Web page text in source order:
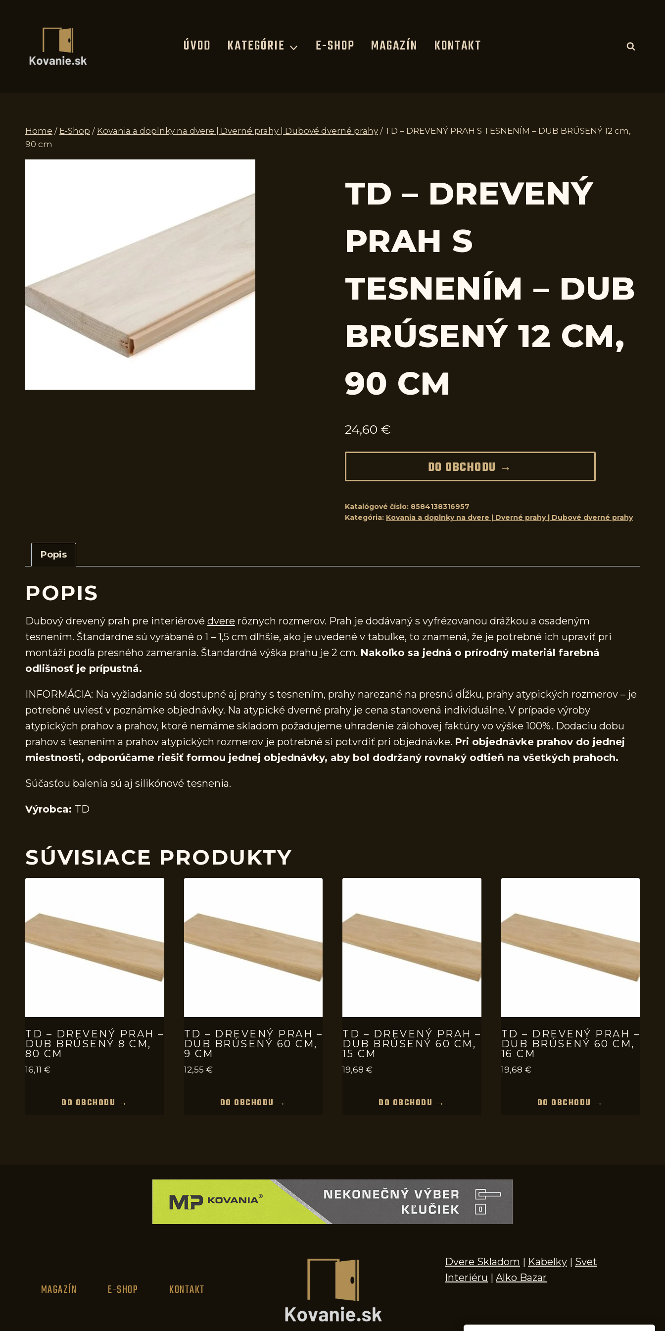
ÚVOD KATEGÓRIE E-SHOP MAGAZÍN KONTAKT
Home / E-Shop / Kovania a doplnky na dvere | Dverné prahy | Dubové dverné prahy / TD – DREVENÝ PRAH S TESNENÍM – DUB BRÚSENÝ 12 cm,
90 cm
TD – DREVENÝ
PRAH S
TESNENÍM – DUB
BRÚSENÝ 12 CM,
90 CM
24,60 €
DO OBCHODU →
Katalógové číslo: 8584138316957
Kategória: Kovania a doplnky na dvere | Dverné prahy | Dubové dverné prahy
Popis
POPIS
Dubový drevený prah pre interiérové dvere rôznych rozmerov. Prah je dodávaný s vyfrézovanou drážkou a osadeným
tesnením. Štandardne sú vyrábané o 1 – 1,5 cm dlhšie, ako je uvedené v tabuľke, to znamená, že je potrebné ich upraviť pri
montáži podľa presného zamerania. Štandardná výška prahu je 2 cm. Nakoľko sa jedná o prírodný materiál farebná
odlišnosť je prípustná.
INFORMÁCIA: Na vyžiadanie sú dostupné aj prahy s tesnením, prahy narezané na presnú dĺžku, prahy atypických rozmerov – je
potrebné uviesť v poznámke objednávky. Na atypické dverné prahy je cena stanovená individuálne. V prípade výroby
atypických prahov a prahov, ktoré nemáme skladom požadujeme uhradenie zálohovej faktúry vo výške 100%. Dodaciu dobu
prahov s tesnením a prahov atypických rozmerov je potrebné si potvrdiť pri objednávke. Pri objednávke prahov do jednej
miestnosti, odporúčame riešiť formou jednej objednávky, aby bol dodržaný rovnaký odtieň na všetkých prahoch.
Súčasťou balenia sú aj silikónové tesnenia.
Výrobca: TD
SÚVISIACE PRODUKTY
TD – DREVENÝ PRAH –
DUB BRÚSENÝ 8 CM,
80 CM
16,11 €
DO OBCHODU →
TD – DREVENÝ PRAH –
DUB BRÚSENÝ 60 CM,
9 CM
12,55 €
DO OBCHODU →
TD – DREVENÝ PRAH –
DUB BRÚSENÝ 60 CM,
15 CM
19,68 €
DO OBCHODU →
TD – DREVENÝ PRAH –
DUB BRÚSENÝ 60 CM,
16 CM
19,68 €
DO OBCHODU →
MAGAZÍN E-SHOP KONTAKT
Dvere Skladom | Kabelky | Svet
Interiéru | Alko Bazar